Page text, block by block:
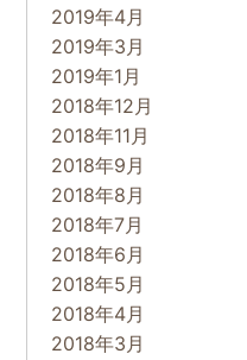
2019年4月
2019年3月
2019年1月
2018年12月
2018年11月
2018年9月
2018年8月
2018年7月
2018年6月
2018年5月
2018年4月
2018年3月